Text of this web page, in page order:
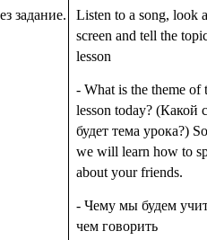
задание.
Listen to a song, look
screen and tell the
lesson
- What is the theme of
lesson today? (Какой
будет тема урока?)
we will learn how to
about your friends.
- Чему мы будем
чем говорить